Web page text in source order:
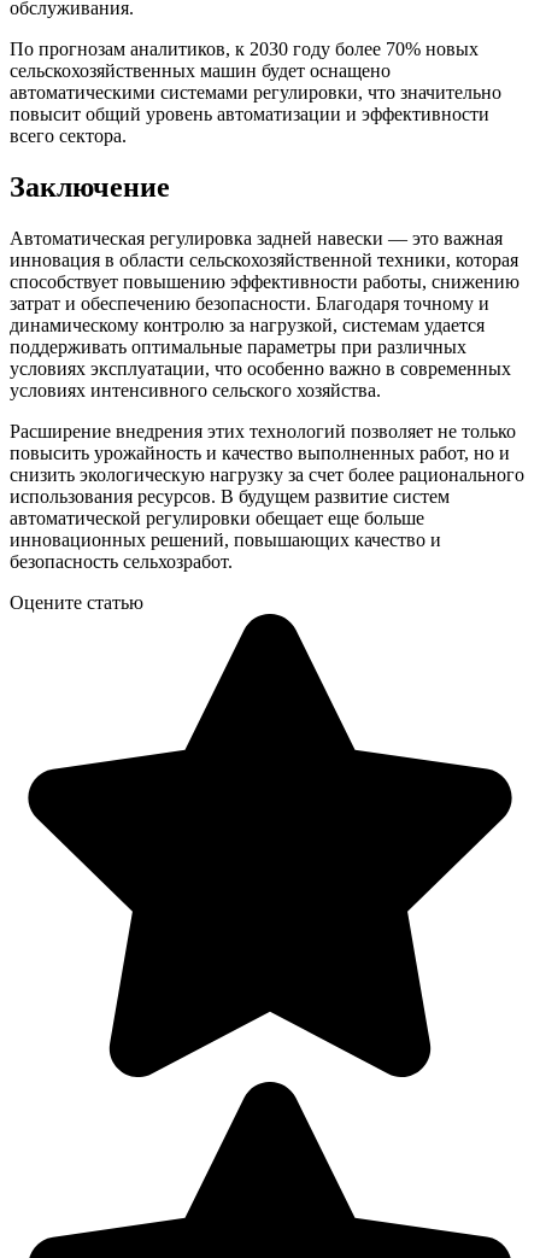
обслуживания.
По прогнозам аналитиков, к 2030 году более 70% новых
сельскохозяйственных машин будет оснащено
автоматическими системами регулировки, что значительно
повысит общий уровень автоматизации и эффективности
всего сектора.
Заключение
Автоматическая регулировка задней навески — это важная
инновация в области сельскохозяйственной техники, которая
способствует повышению эффективности работы, снижению
затрат и обеспечению безопасности. Благодаря точному и
динамическому контролю за нагрузкой, системам удается
поддерживать оптимальные параметры при различных
условиях эксплуатации, что особенно важно в современных
условиях интенсивного сельского хозяйства.
Расширение внедрения этих технологий позволяет не только
повысить урожайность и качество выполненных работ, но и
снизить экологическую нагрузку за счет более рационального
использования ресурсов. В будущем развитие систем
автоматической регулировки обещает еще больше
инновационных решений, повышающих качество и
безопасность сельхозработ.
Оцените статью